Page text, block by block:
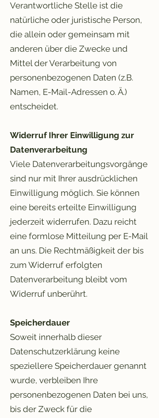
Verantwortliche Stelle ist die
natürliche oder juristische Person,
die allein oder gemeinsam mit
anderen über die Zwecke und
Mittel der Verarbeitung von
personenbezogenen Daten (z.B.
Namen, E-Mail-Adressen o. Ä.)
entscheidet.
Widerruf Ihrer Einwilligung zur
Datenverarbeitung
Viele Datenverarbeitungsvorgänge
sind nur mit Ihrer ausdrücklichen
Einwilligung möglich. Sie können
eine bereits erteilte Einwilligung
jederzeit widerrufen. Dazu reicht
eine formlose Mitteilung per E-Mail
an uns. Die Rechtmäßigkeit der bis
zum Widerruf erfolgten
Datenverarbeitung bleibt vom
Widerruf unberührt.
Speicherdauer
Soweit innerhalb dieser
Datenschutzerklärung keine
speziellere Speicherdauer genannt
wurde, verbleiben Ihre
personenbezogenen Daten bei uns,
bis der Zweck für die